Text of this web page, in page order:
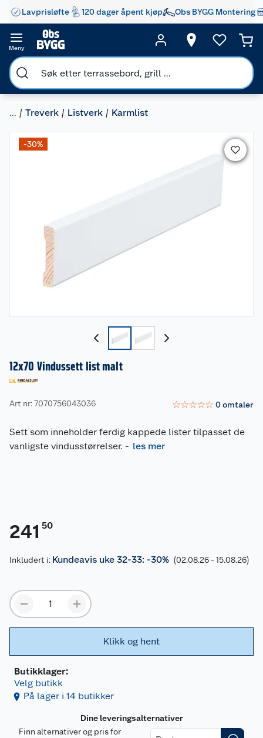
Lavprisløfte 120 dager åpent kjøp Obs BYGG Montering
Meny
... Treverk Listverk Karmlist
-30%
12x70 Vindussett list malt
Art nr: 7070756043036 ☆☆☆☆☆ 0omtaler
Sett som inneholder ferdig kappede lister tilpasset de
vanligste vindusstørrelser. - les mer
241 50
Inkludert i: Kundeavis uke 32-33: -30% (02.08.26 - 15.08.26)
Klikk og hent
Butikklager:
Velg butikk
På lager i 14 butikker
Dine leveringsalternativer
Finn alternativer og pris for